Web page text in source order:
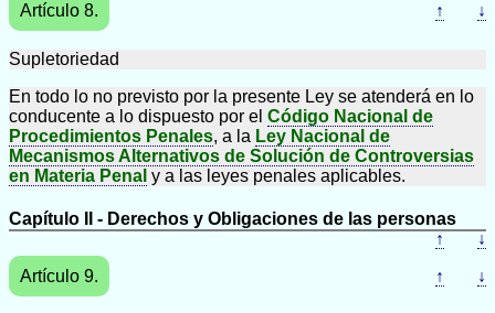
Artículo 8. ↑ ↓
Supletoriedad
En todo lo no previsto por la presente Ley se atenderá en lo
conducente a lo dispuesto por el Código Nacional de
Procedimientos Penales, a la Ley Nacional de
Mecanismos Alternativos de Solución de Controversias
en Materia Penal y a las leyes penales aplicables.
Capítulo II - Derechos y Obligaciones de las personas
↑
↓
Artículo 9.
↑ ↓